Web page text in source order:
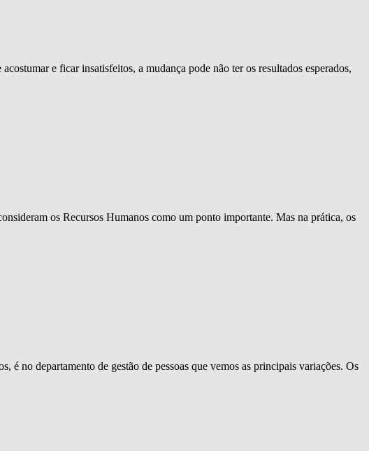
e ficar insatisfeitos, a mudança pode não ter os resultados esperados,
os Recursos Humanos como um ponto importante. Mas na prática, os
é no departamento de gestão de pessoas que vemos as principais variações. Os